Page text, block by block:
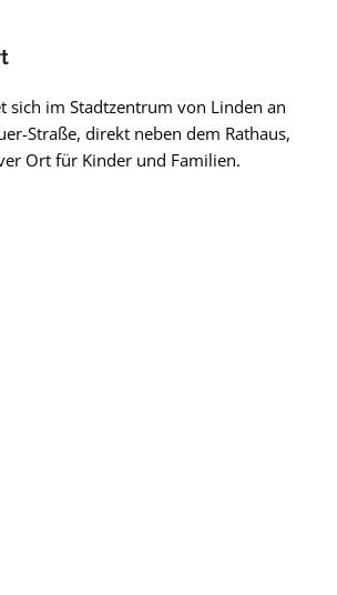
sich im Stadtzentrum von Linden an
Straße, direkt neben dem Rathaus,
Ort für Kinder und Familien.